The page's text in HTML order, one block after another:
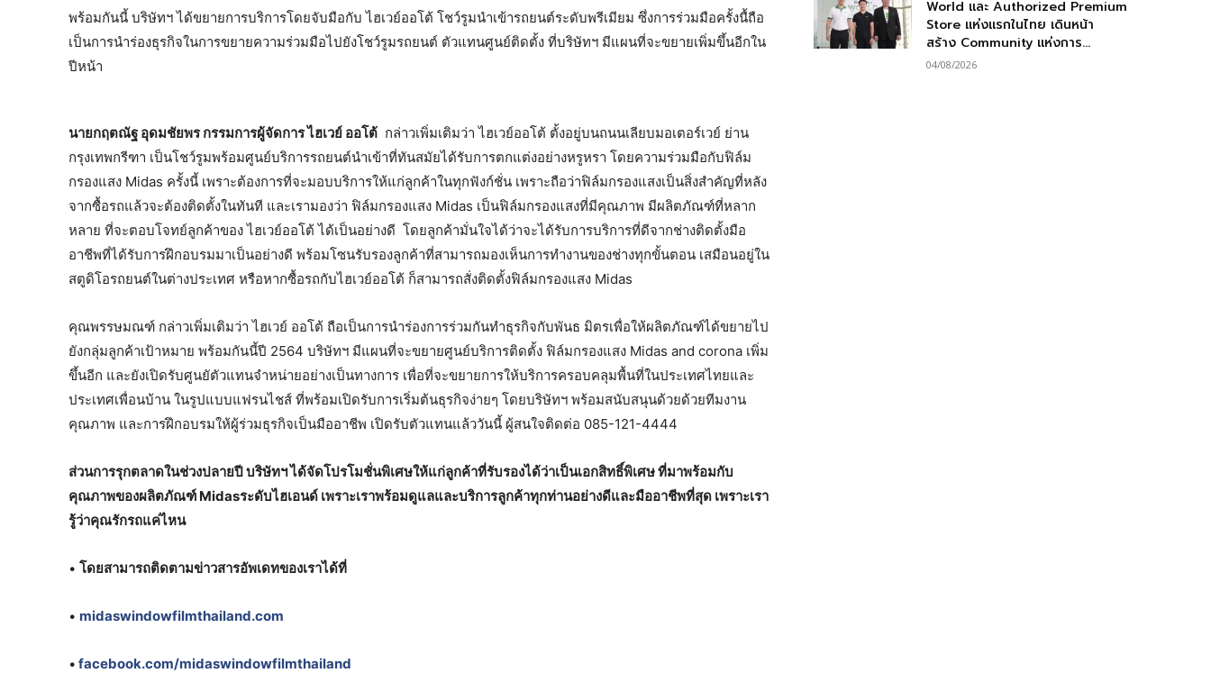
พร้อมกันนี้ บริษัทฯ ได้ขยายการบริการโดยจับมือกับ ไฮเวย์ออโต้ โชว์รูมนำเข้ารถยนต์ระดับพรีเมียม ซึ่งการร่วมมือครั้งนื้ถือ
เป็นการนำร่องธุรกิจในการขยายความร่วมมือไปยังโชว์รูมรถยนต์ ตัวแทนศูนย์ติดตั้ง ที่บริษัทฯ มีแผนที่จะขยายเพิ่มขึ้นอีกใน
ปีหน้า
นายกฤตณัฐ อุดมชัยพร กรรมการผู้จัดการ ไฮเวย์ ออโต้ กล่าวเพิ่มเติมว่า ไฮเวย์ออโต้ ตั้งอยู่บนถนนเลียบมอเตอร์เวย์ ย่าน
กรุงเทพกรีฑา เป็นโชว์รูมพร้อมศูนย์บริการรถยนต์นำเข้าที่ทันสมัยได้รับการตกแต่งอย่างหรูหรา โดยความร่วมมือกับฟิล์ม
กรองแสง Midas ครั้งนี้ เพราะต้องการที่จะมอบบริการให้แก่ลูกค้าในทุกฟังก์ชั่น เพราะถือว่าฟิล์มกรองแสงเป็นสิ่งสำคัญที่หลัง
จากซื้อรถแล้วจะต้องติดตั้งในทันที และเรามองว่า ฟิล์มกรองแสง Midas เป็นฟิล์มกรองแสงที่มีคุณภาพ มีผลิตภัณฑ์ที่หลาก
หลาย ที่จะตอบโจทย์ลูกค้าของ ไฮเวย์ออโต้ ได้เป็นอย่างดี โดยลูกค้ามั่นใจได้ว่าจะได้รับการบริการที่ดีจากช่างติดตั้งมือ
อาชีพที่ได้รับการฝึกอบรมมาเป็นอย่างดี พร้อมโซนรับรองลูกค้าที่สามารถมองเห็นการทำงานของช่างทุกขั้นตอน เสมือนอยู่ใน
สตูดิโอรถยนต์ในต่างประเทศ หรือหากซื้อรถกับไฮเวย์ออโต้ ก็สามารถสั่งติดตั้งฟิล์มกรองแสง Midas
คุณพรรษมณฑ์ กล่าวเพิ่มเติมว่า ไฮเวย์ ออโต้ ถือเป็นการนำร่องการร่วมกันทำธุรกิจกับพันธ มิตรเพื่อให้ผลิตภัณฑ์ได้ขยายไป
ยังกลุ่มลูกค้าเป้าหมาย พร้อมกันนี้ปี 2564 บริษัทฯ มีแผนที่จะขยายศูนย์บริการติดตั้ง ฟิล์มกรองแสง Midas and corona เพิ่ม
ขึ้นอีก และยังเปิดรับศูนยัตัวแทนจำหน่ายอย่างเป็นทางการ เพื่อที่จะขยายการให้บริการครอบคลุมพื้นที่ในประเทศไทยและ
ประเทศเพื่อนบ้าน ในรูปแบบแฟรนไชส์ ที่พร้อมเปิดรับการเริ่มต้นธุรกิจง่ายๆ โดยบริษัทฯ พร้อมสนับสนุนด้วยด้วยทีมงาน
คุณภาพ และการฝึกอบรมให้ผู้ร่วมธุรกิจเป็นมืออาชีพ เปิดรับตัวแทนแล้ววันนี้ ผู้สนใจติดต่อ 085-121-4444
ส่วนการรุกตลาดในช่วงปลายปี บริษัทฯ ได้จัดโปรโมชั่นพิเศษให้แก่ลูกค้าที่รับรองได้ว่าเป็นเอกสิทธิ์พิเศษ ที่มาพร้อมกับ
คุณภาพของผลิตภัณฑ์ Midasระดับไฮเอนด์ เพราะเราพร้อมดูแลและบริการลูกค้าทุกท่านอย่างดีและมืออาชีพที่สุด เพราะเรา
รู้ว่าคุณรักรถแค่ไหน
• โดยสามารถติดตามข่าวสารอัพเดทของเราได้ที่
• midaswindowfilmthailand.com
• facebook.com/midaswindowfilmthailand
World และ Authorized Premium
Store แห่งแรกในไทย เดินหน้า
สร้าง Community แห่งการ...
04/08/2026